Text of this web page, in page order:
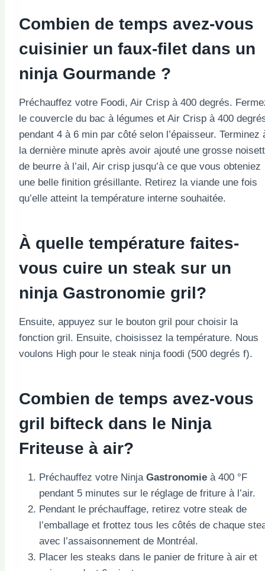
Combien de temps avez-vous
cuisinier un faux-filet dans un
ninja Gourmande ?
Préchauffez votre Foodi, Air Crisp à 400 degrés.
le couvercle du bac à légumes et Air Crisp à 400
pendant 4 à 6 min par côté selon l’épaisseur. Terminez
la dernière minute après avoir ajouté une grosse
de beurre à l’ail, Air crisp jusqu’à ce que vous obteniez
une belle finition grésillante. Retirez la viande une fois
qu’elle atteint la température interne souhaitée.
À quelle température faites-
vous cuire un steak sur un
ninja Gastronomie gril?
Ensuite, appuyez sur le bouton gril pour choisir la
fonction gril. Ensuite, choisissez la température. Nous
voulons High pour le steak ninja foodi (500 degrés f).
Combien de temps avez-vous
gril bifteck dans le Ninja
Friteuse à air?
Préchauffez votre Ninja Gastronomie à 400 °F
pendant 5 minutes sur le réglage de friture à l’air.
Pendant le préchauffage, retirez votre steak de
l’emballage et frottez tous les côtés de chaque
avec l’assaisonnement de Montréal.
Placer les steaks dans le panier de friture à air et